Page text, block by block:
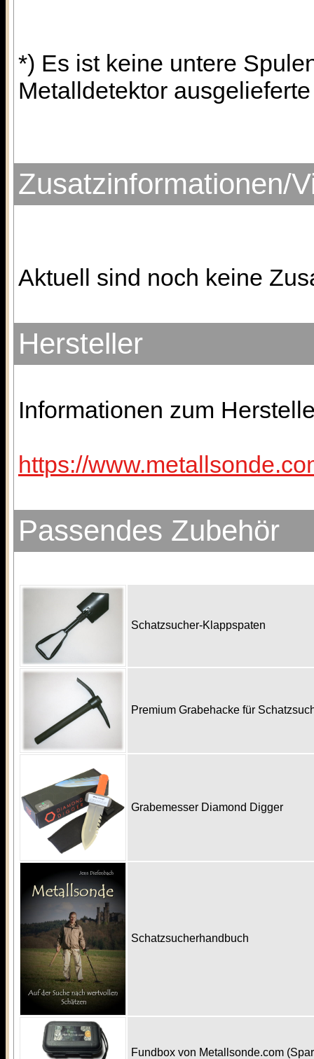
*) Es ist keine untere
Metalldetektor
Zusatzinformationen/
Aktuell sind noch keine
Hersteller
Informationen zum
https://
Passendes Zubehör
Schatzsucher-Klappspaten
Premium Grabehacke für
Grabemesser Diamond Digger
Schatzsucherhandbuch
Fundbox von Metallsonde.com